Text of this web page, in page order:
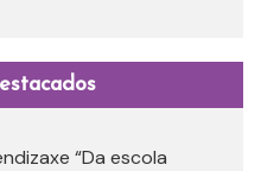
“Da escola